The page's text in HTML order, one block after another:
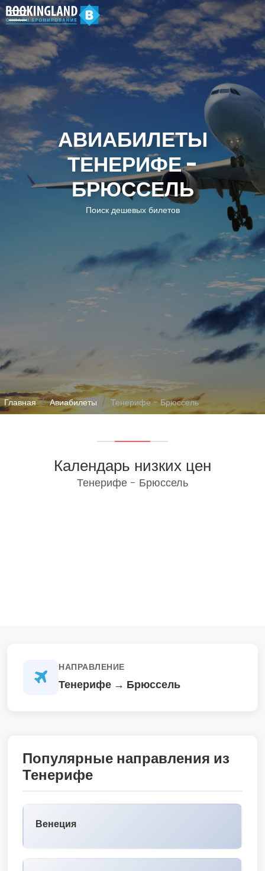
АВИАБИЛЕТЫ
ТЕНЕРИФЕ -
БРЮССЕЛЬ
Поиск дешевых билетов
Главная Авиабилеты Тенерифе - Брюссель
Календарь низких цен
Тенерифе - Брюссель
НАПРАВЛЕНИЕ
Тенерифе → Брюссель
Популярные направления из
Тенерифе
Венеция